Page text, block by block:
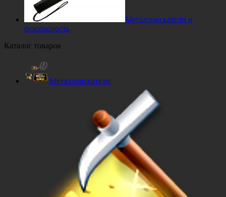
Металлоискатели и
безопасность
Каталог товаров
Металлоискатели